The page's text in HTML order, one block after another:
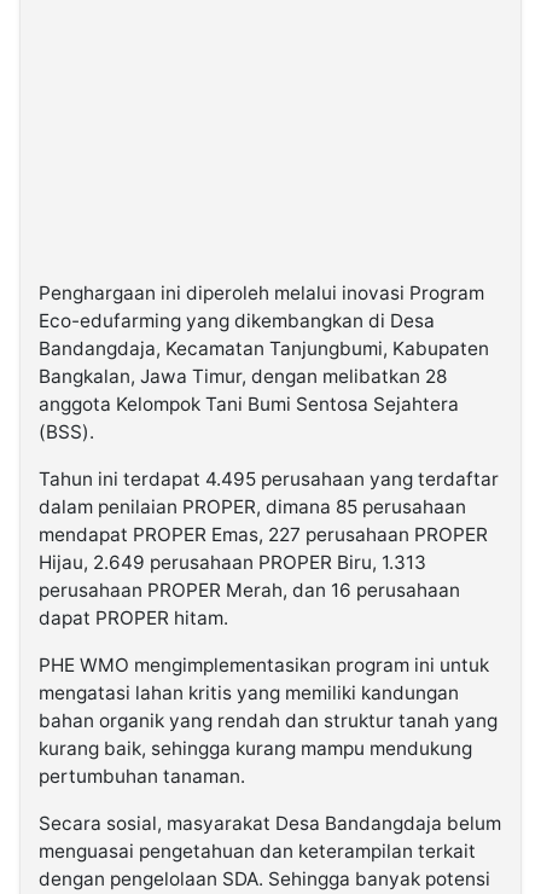
Penghargaan ini diperoleh melalui inovasi Program
Eco-edufarming yang dikembangkan di Desa
Bandangdaja, Kecamatan Tanjungbumi, Kabupaten
Bangkalan, Jawa Timur, dengan melibatkan 28
anggota Kelompok Tani Bumi Sentosa Sejahtera
(BSS).
Tahun ini terdapat 4.495 perusahaan yang terdaftar
dalam penilaian PROPER, dimana 85 perusahaan
mendapat PROPER Emas, 227 perusahaan PROPER
Hijau, 2.649 perusahaan PROPER Biru, 1.313
perusahaan PROPER Merah, dan 16 perusahaan
dapat PROPER hitam.
PHE WMO mengimplementasikan program ini untuk
mengatasi lahan kritis yang memiliki kandungan
bahan organik yang rendah dan struktur tanah yang
kurang baik, sehingga kurang mampu mendukung
pertumbuhan tanaman.
Secara sosial, masyarakat Desa Bandangdaja belum
menguasai pengetahuan dan keterampilan terkait
dengan pengelolaan SDA. Sehingga banyak potensi